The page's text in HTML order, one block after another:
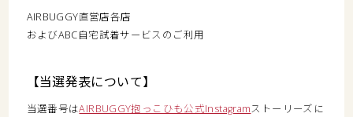
AIRBUGGY直営店各店
およびABC自宅試着サービスのご利用
【当選発表について】
当選番号はAIRBUGGY抱っこひも公式Instagramストーリーズに